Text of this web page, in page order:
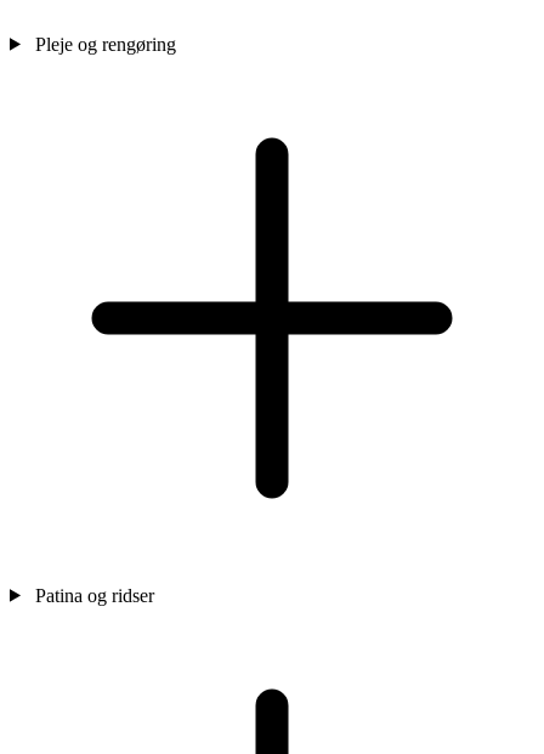
Pleje og rengøring
Patina og ridser